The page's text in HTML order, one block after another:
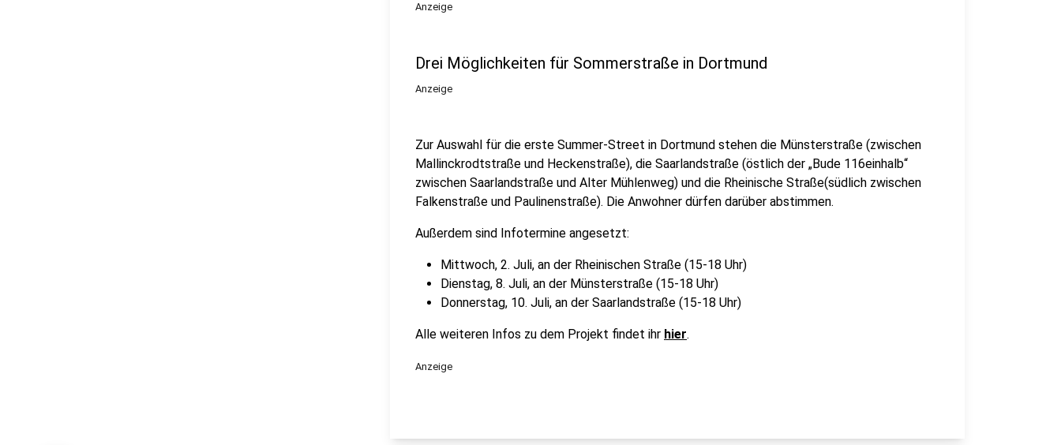
Anzeige
Drei Möglichkeiten für Sommerstraße in Dortmund
Anzeige
Zur Auswahl für die erste Summer-Street in Dortmund stehen die Münsterstraße (zwischen
Mallinckrodtstraße und Heckenstraße), die Saarlandstraße (östlich der „Bude 116einhalb“
zwischen Saarlandstraße und Alter Mühlenweg) und die Rheinische Straße(südlich zwischen
Falkenstraße und Paulinenstraße). Die Anwohner dürfen darüber abstimmen.
Außerdem sind Infotermine angesetzt:
Mittwoch, 2. Juli, an der Rheinischen Straße (15-18 Uhr)
Dienstag, 8. Juli, an der Münsterstraße (15-18 Uhr)
Donnerstag, 10. Juli, an der Saarlandstraße (15-18 Uhr)
Alle weiteren Infos zu dem Projekt findet ihr hier.
Anzeige